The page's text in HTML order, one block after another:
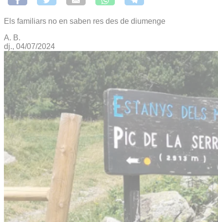
Els familiars no en saben res des de diumenge
A. B.
dj., 04/07/2024